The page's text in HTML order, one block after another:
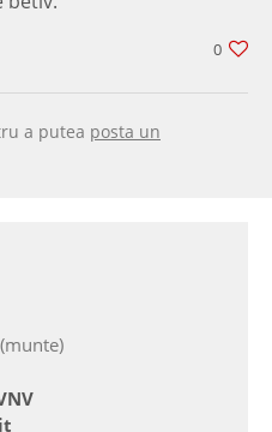
0
a putea posta un